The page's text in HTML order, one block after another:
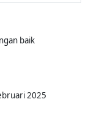
baik
2025